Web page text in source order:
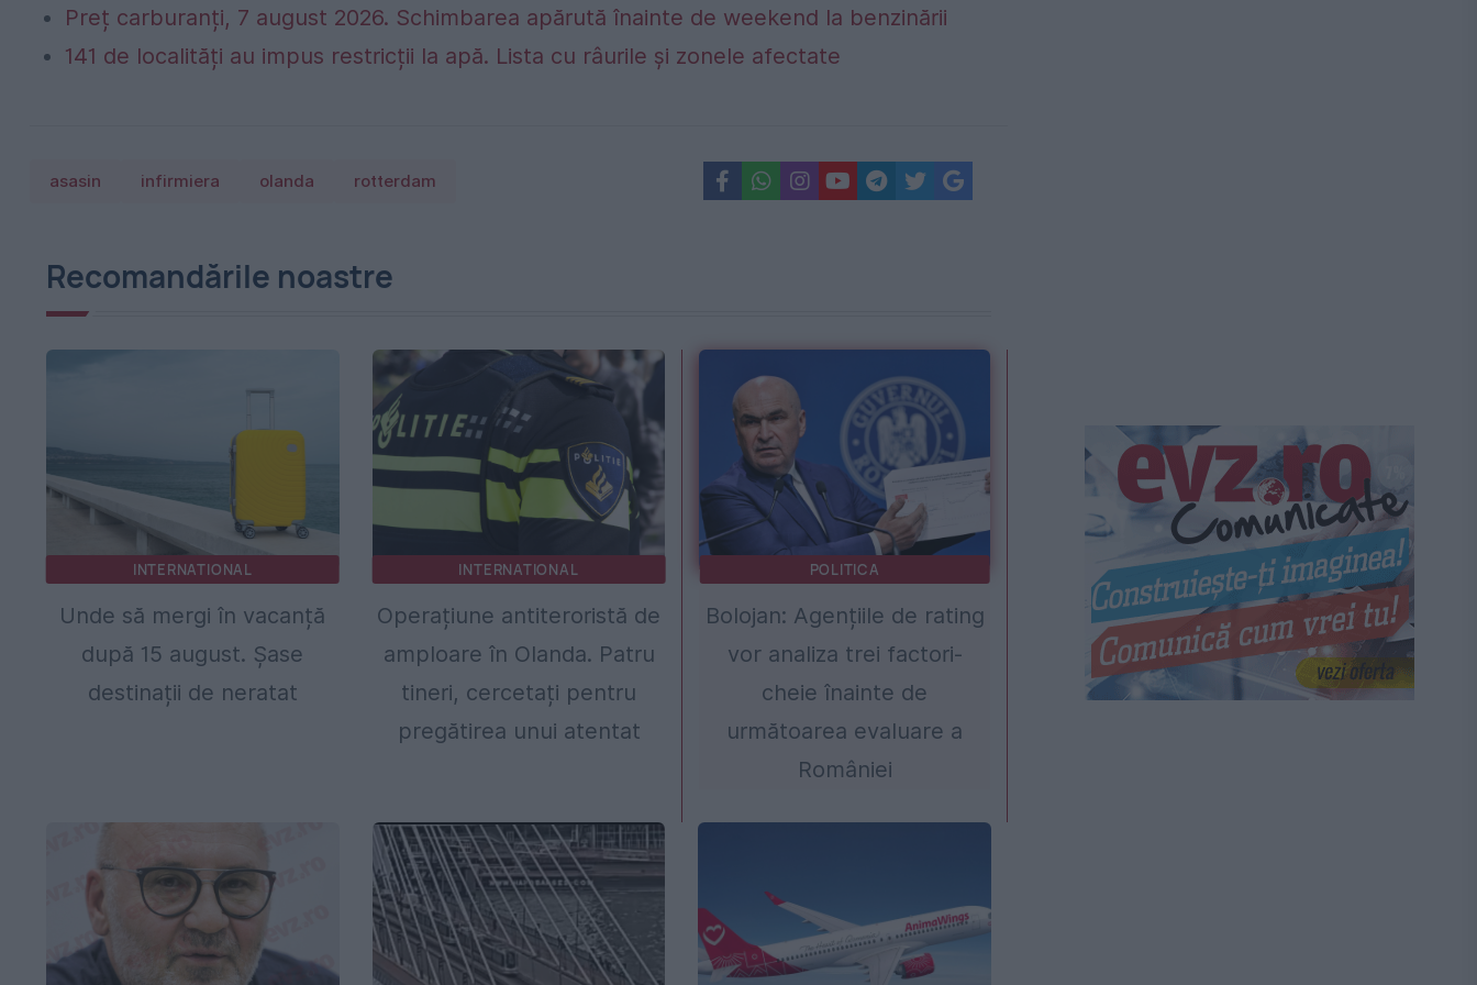
Preț carburanți, 7 august 2026. Schimbarea apărută înainte de weekend la benzinării
141 de localități au impus restricții la apă. Lista cu râurile și zonele afectate
asasin infirmiera olanda rotterdam
Recomandările noastre
INTERNATIONAL
Unde să mergi în vacanță
după 15 august. Șase
destinații de neratat
INTERNATIONAL
Operațiune antiteroristă de
amploare în Olanda. Patru
tineri, cercetați pentru
pregătirea unui atentat
POLITICA
Bolojan: Agențiile de rating
vor analiza trei factori-
cheie înainte de
următoarea evaluare a
României